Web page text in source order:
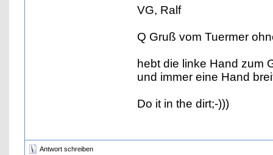
VG, Ralf
Q Gruß vom Tuermer
hebt die linke Hand zum
und immer eine Hand
Do it in the dirt;-)))
Antwort schreiben